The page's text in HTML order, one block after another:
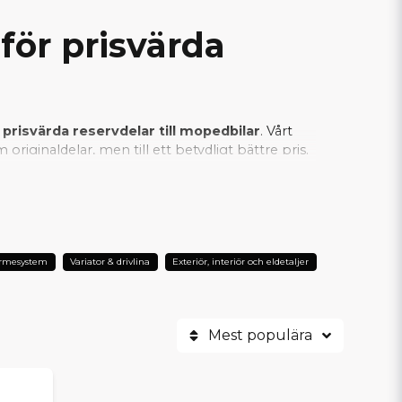
prisvärda
reservdelar till mopedbilar. Vårt
originaldelar, men till ett betydligt bättre pris.
är SCP det självklara valet när man vill
Variator & drivlina Exteriör, interiör och eldetaljer
Mest populära